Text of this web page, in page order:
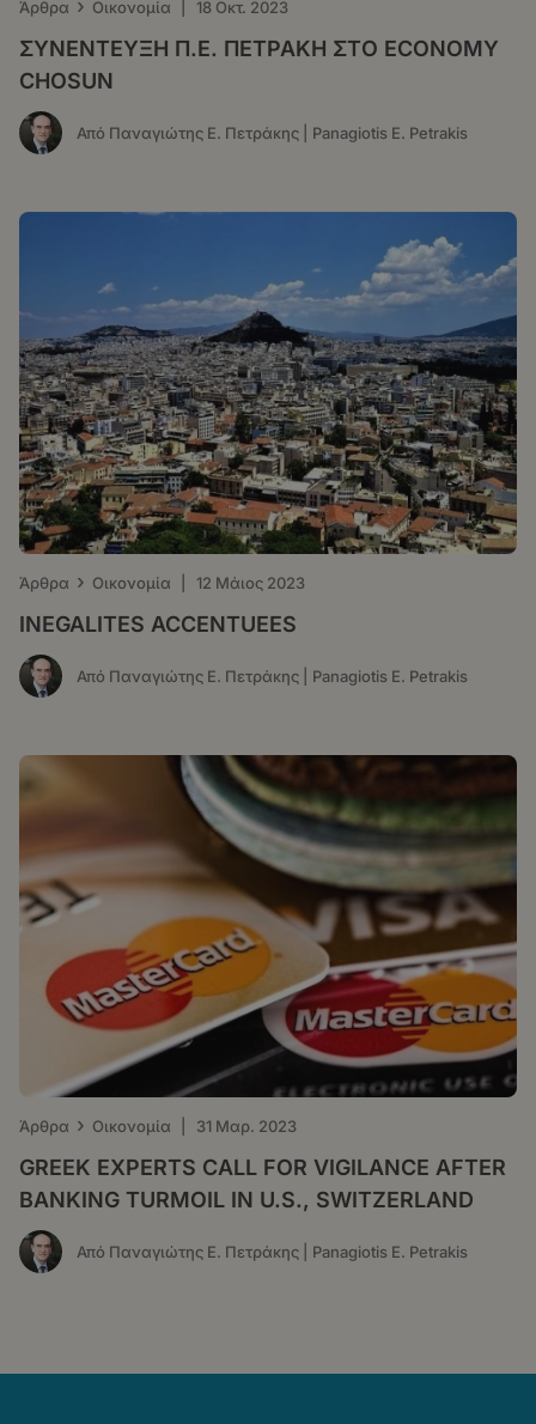
Άρθρα › Οικονομία 18 Οκτ. 2023
ΣΥΝΕΝΤΕΥΞΗ Π.Ε. ΠΕΤΡΑΚΗ ΣΤO ECONOMY
CHOSUN
Από Παναγιώτης Ε. Πετράκης | Panagiotis E. Petrakis
Άρθρα › Οικονομία 12 Μάιος 2023
ΙNEGALITES ACCENTUEES
Από Παναγιώτης Ε. Πετράκης | Panagiotis E. Petrakis
Άρθρα › Οικονομία 31 Μαρ. 2023
GREEK EXPERTS CALL FOR VIGILANCE AFTER
BANKING TURMOIL IN U.S., SWITZERLAND
Από Παναγιώτης Ε. Πετράκης | Panagiotis E. Petrakis